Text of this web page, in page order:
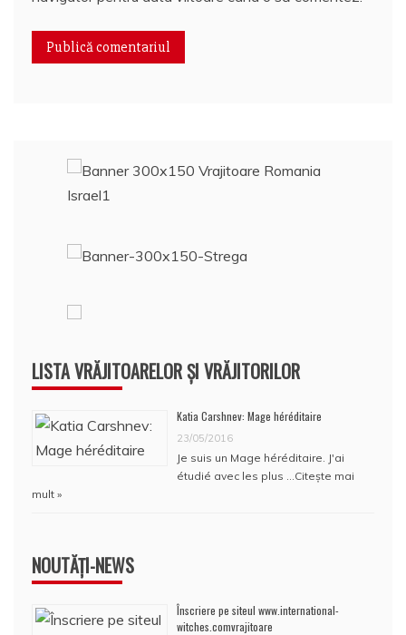
LISTA VRĂJITOARELOR ȘI VRĂJITORILOR
Katia Carshnev: Mage héréditaire
23/05/2016
Je suis un Mage héréditaire. J'ai
étudié avec les plus … Citește mai
mult »
NOUTĂȚI-NEWS
Înscriere pe siteul www.international-
witches.comvrajitoare